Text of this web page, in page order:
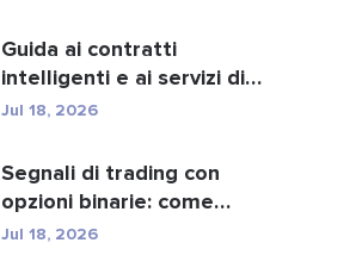
Guida ai contratti
intelligenti e ai servizi di
sviluppo di contra...
Jul 18, 2026
Segnali di trading con
opzioni binarie: come
funzionano e i rischi
Jul 18, 2026